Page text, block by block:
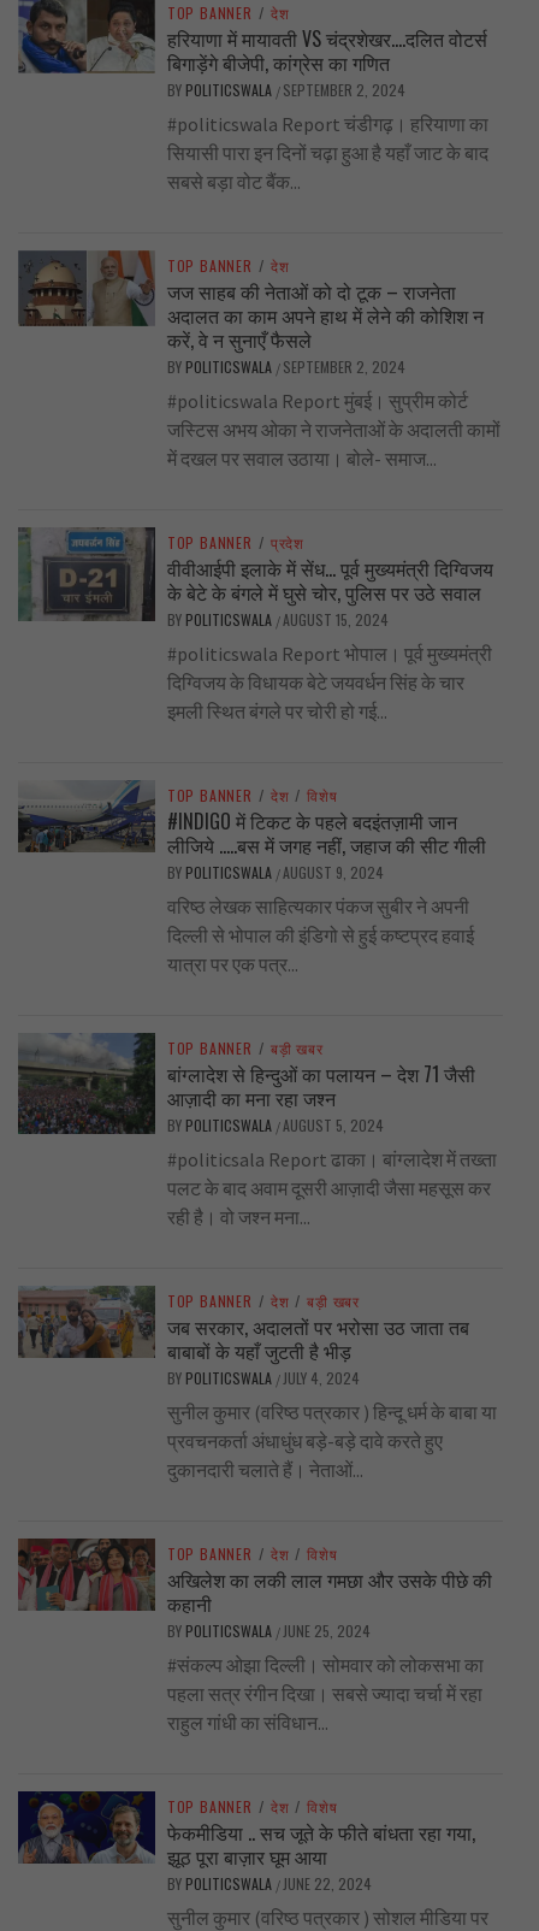
TOP BANNER / देश
हरियाणा में मायावती VS चंद्रशेखर….दलित वोटर्स
बिगाड़ेंगे बीजेपी, कांग्रेस का गणित
BY POLITICSWALA / SEPTEMBER 2, 2024
#politicswala Report चंडीगढ़। हरियाणा का
सियासी पारा इन दिनों चढ़ा हुआ है यहाँ जाट के बाद
सबसे बड़ा वोट बैंक...
TOP BANNER / देश
जज साहब की नेताओं को दो टूक – राजनेता
अदालत का काम अपने हाथ में लेने की कोशिश न
करें, वे न सुनाएँ फैसले
BY POLITICSWALA / SEPTEMBER 2, 2024
#politicswala Report मुंबई। सुप्रीम कोर्ट
जस्टिस अभय ओका ने राजनेताओं के अदालती कामों
में दखल पर सवाल उठाया। बोले- समाज...
TOP BANNER / प्रदेश
वीवीआईपी इलाके में सेंध… पूर्व मुख्यमंत्री दिग्विजय
के बेटे के बंगले में घुसे चोर, पुलिस पर उठे सवाल
BY POLITICSWALA /AUGUST 15, 2024
#politicswala Report भोपाल। पूर्व मुख्यमंत्री
दिग्विजय के विधायक बेटे जयवर्धन सिंह के चार
इमली स्थित बंगले पर चोरी हो गई...
TOP BANNER / देश / विशेष
#INDIGO में टिकट के पहले बदइंतज़ामी जान
लीजिये …..बस में जगह नहीं, जहाज की सीट गीली
BY POLITICSWALA /AUGUST 9, 2024
वरिष्ठ लेखक साहित्यकार पंकज सुबीर ने अपनी
दिल्ली से भोपाल की इंडिगो से हुई कष्टप्रद हवाई
यात्रा पर एक पत्र...
TOP BANNER / बड़ी खबर
बांग्लादेश से हिन्दुओं का पलायन – देश 71 जैसी
आज़ादी का मना रहा जश्न
BY POLITICSWALA /AUGUST 5, 2024
#politicsala Report ढाका। बांग्लादेश में तख्ता
पलट के बाद अवाम दूसरी आज़ादी जैसा महसूस कर
रही है। वो जश्न मना...
TOP BANNER / देश / बड़ी खबर
जब सरकार, अदालतों पर भरोसा उठ जाता तब
बाबाबों के यहाँ जुटती है भीड़
BY POLITICSWALA / JULY 4, 2024
सुनील कुमार (वरिष्ठ पत्रकार ) हिन्दू धर्म के बाबा या
प्रवचनकर्ता अंधाधुंध बड़े-बड़े दावे करते हुए
दुकानदारी चलाते हैं। नेताओं...
TOP BANNER / देश / विशेष
अखिलेश का लकी लाल गमछा और उसके पीछे की
कहानी
BY POLITICSWALA / JUNE 25, 2024
#संकल्प ओझा दिल्ली। सोमवार को लोकसभा का
पहला सत्र रंगीन दिखा। सबसे ज्यादा चर्चा में रहा
राहुल गांधी का संविधान...
TOP BANNER / देश / विशेष
फेकमीडिया .. सच जूते के फीते बांधता रहा गया,
झूठ पूरा बाज़ार घूम आया
BY POLITICSWALA / JUNE 22, 2024
सुनील कुमार (वरिष्ठ पत्रकार ) सोशल मीडिया पर